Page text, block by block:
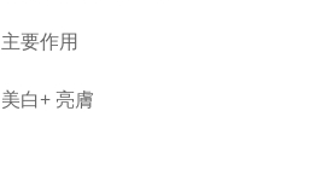
主要作用
美白+ 亮膚